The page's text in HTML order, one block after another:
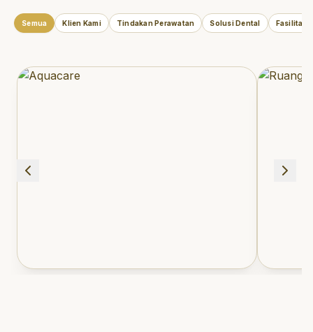
Semua Klien Kami Tindakan Perawatan Solusi Dental Fasilitas